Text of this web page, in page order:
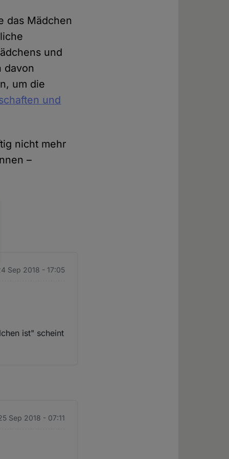
das Mädchen
und
davon
um die
und
nicht mehr
–
Sep 2018 - 17:05
ist" scheint
Sep 2018 - 07:11